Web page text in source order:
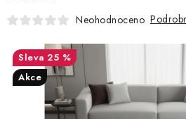
KANCELÁŘ / PRACOVNA
KOUPELNA A WC
Neohodnoceno
25 %
Akce